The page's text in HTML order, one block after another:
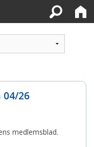
26
medlemsblad.